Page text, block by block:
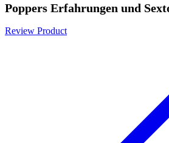
Poppers Erfahrungen und
Review Product